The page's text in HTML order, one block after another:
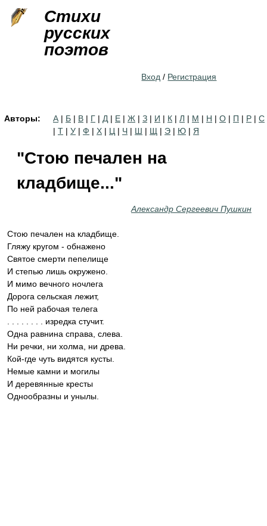
Стихи
русских
поэтов
Вход / Регистрация
Авторы: А | Б | В | Г | Д | Е | Ж | З | И | К | Л | М | Н | О | П | Р | С
| Т | У | Ф | Х | Ц | Ч | Ш | Щ | Э | Ю | Я
"Стою печален на
кладбище..."
Александр Сергеевич Пушкин
Стою печален на кладбище.
Гляжу кругом - обнажено
Святое смерти пепелище
И степью лишь окружено.
И мимо вечного ночлега
Дорога сельская лежит,
По ней рабочая телега
. . . . . . . . изредка стучит.
Одна равнина справа, слева.
Ни речки, ни холма, ни древа.
Кой-где чуть видятся кусты.
Немые камни и могилы
И деревянные кресты
Однообразны и унылы.